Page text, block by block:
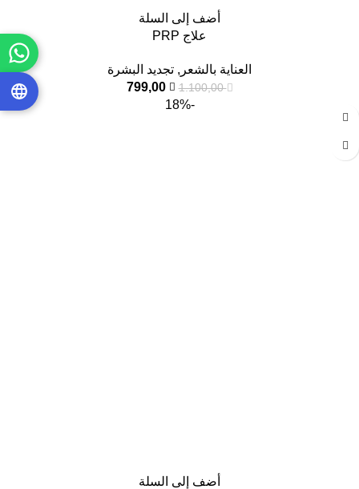
أضف إلى السلة
علاج PRP
العناية بالشعر , تجديد البشرة
1.100,00
799,00
-18%
أضف إلى السلة